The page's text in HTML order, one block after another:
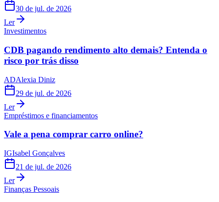
30 de jul. de 2026
Ler
Investimentos
CDB pagando rendimento alto demais? Entenda o
risco por trás disso
ADAlexia Diniz
29 de jul. de 2026
Ler
Empréstimos e financiamentos
Vale a pena comprar carro online?
IGIsabel Gonçalves
21 de jul. de 2026
Ler
Finanças Pessoais